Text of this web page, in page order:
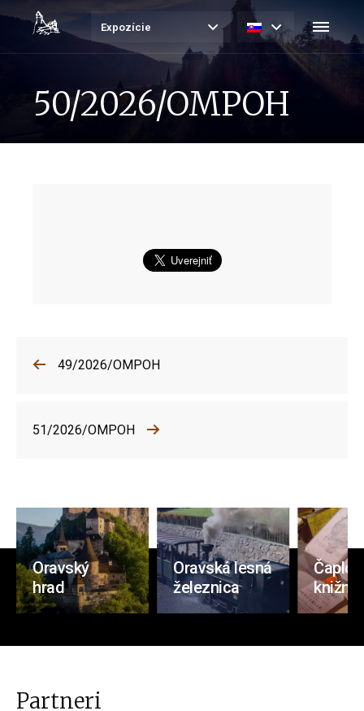
Expozície
50/2026/OMPOH
49/2026/OMPOH
51/2026/OMPOH
Oravský
hrad
Oravská lesná
železnica
Partneri